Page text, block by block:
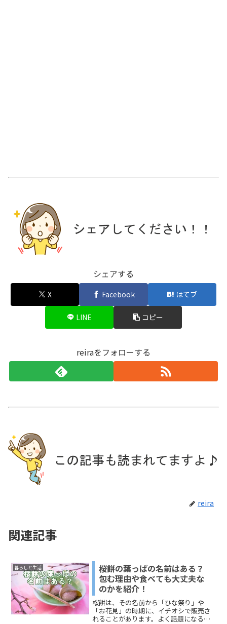
シェアする
X Facebook はてブ
LINE コピー
reiraをフォローする
reira
関連記事
暮らしと生活
桜餅の葉っぱの名前はある？
包む理由や食べても大丈夫な
のかを紹介！
桜餅は、その名前から「ひな祭り」や
「お花見」の時期に、イチオシで販売さ
れることがあります。よく話題になるの